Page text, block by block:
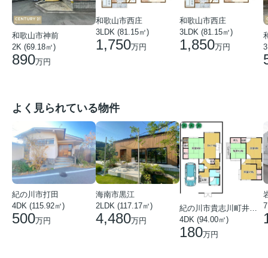
和歌山市神前
2K (69.18㎡)
890万円
和歌山市西庄
3LDK (81.15㎡)
1,750万円
和歌山市西庄
3LDK (81.15㎡)
1,850万円
よく見られている物件
紀の川市打田
4DK (115.92㎡)
500万円
海南市黒江
2LDK (117.17㎡)
4,480万円
4DK (94.00㎡)
180万円